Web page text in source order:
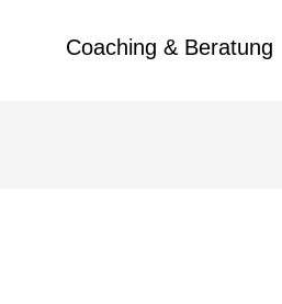
Coaching & Beratung